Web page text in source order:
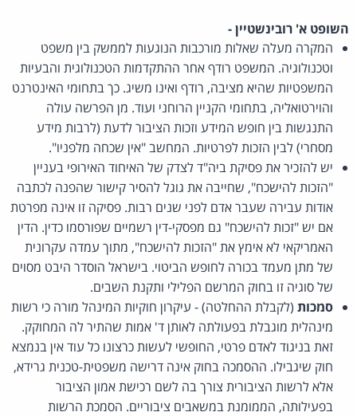
השופט א' רובינשטיין -
המקרה מעלה שאלות מורכבות הנוגעות לממשק בין משפט
וטכנולוגיה. המשפט רודף אחר ההתקדמות הטכנולוגית והבעיות
המשפטיות שהיא מציבה, רודף ואינו משיג. כך בתחומי האינטרנט
והוירטואליה, בתחומי הקניין הרוחני ועוד. מן הפרשה עולה
התנגשות בין חופש המידע וזכות הציבור לדעת (לרבות מידע
מסחרי) לבין הזכות לפרטיות. המחשב "אין שכחה מלפניו".
יש להזכיר את פסיקת ביה"ד לצדק של האיחוד האירופי בעניין
"הזכות להישכח", שחייבה את גוגל להסיר קישור שהפנה לכתבה
אודות עבירה שעבר אדם לפני שנים רבות. פסיקה זו אינה מפרטת
אם יש "זכות להישכח" גם מפסקי-דין רשמיים שפורסמו כדין. הדין
האמריקאי לא אימץ את "הזכות להישכח", מתוך עמדה עקרונית
של מתן מעמד בכורה לחופש הביטוי. בישראל הוסדר היבט מסוים
של סוגיה זו בחוק המרשם הפלילי ותקנת השבים.
סמכות (לקבלת ההחלטה) - עיקרון חוקיות המינהל מורה כי רשות
מינהלית מוגבלת בפעולתה לאותן ד' אמות שהתיר לה המחוקק.
זאת בניגוד לאדם פרטי, החופשי לעשות כרצונו כל עוד אין בנמצא
חוק שיגבילו. ההסמכה בחוק אינה דרישה משפטית-טכנית גרידא,
אלא לרשות הציבורית צורך בה לשם רכישת אמון הציבור
בפעילותה, הממומנת במשאבים ציבוריים. הסמכת הרשות